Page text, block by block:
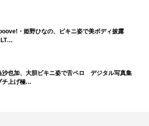
・姫野ひなの、ビキニ姿で美ボディ披露
沙也加、大胆ビキニ姿で舌ペロ デジタル写真集
チ上げ極…